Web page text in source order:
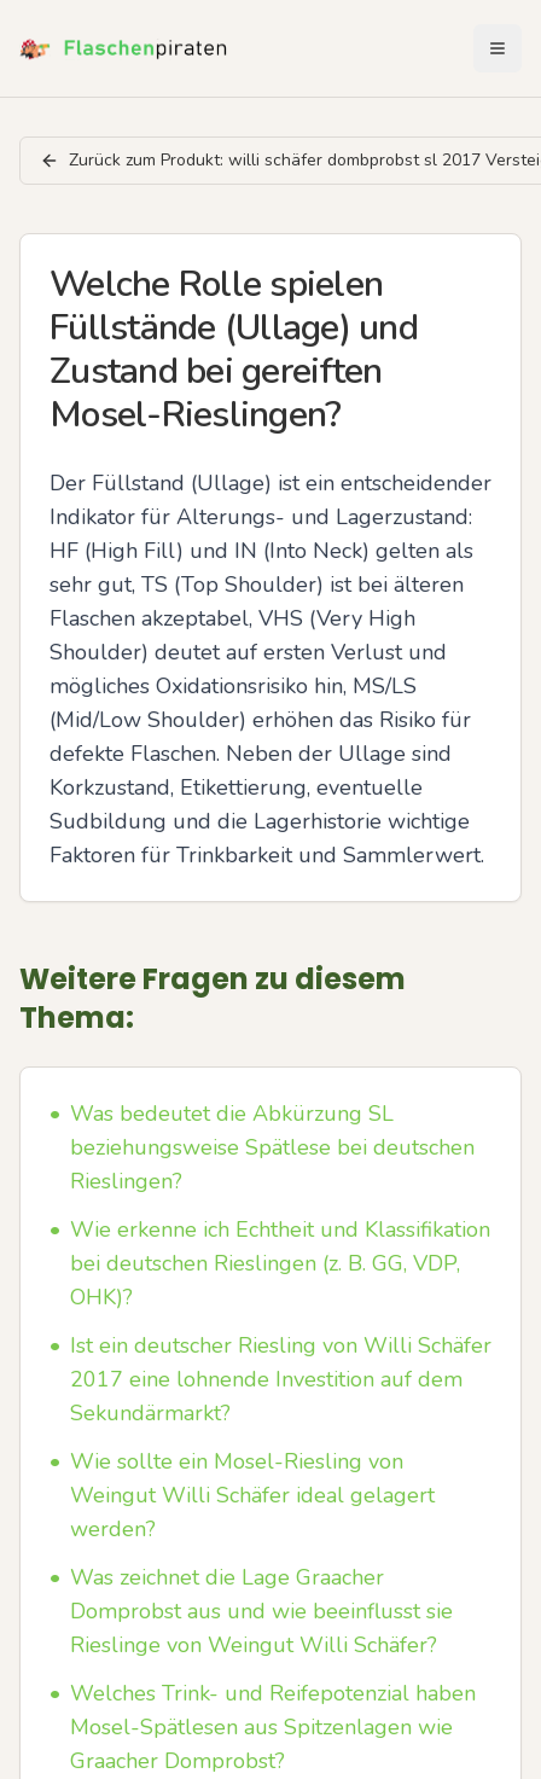
Zurück zum Produkt: willi schäfer dombprobst sl 2017
Welche Rolle spielen
Füllstände (Ullage) und
Zustand bei gereiften
Mosel-Rieslingen?
Der Füllstand (Ullage) ist ein entscheidender
Indikator für Alterungs- und Lagerzustand:
HF (High Fill) und IN (Into Neck) gelten als
sehr gut, TS (Top Shoulder) ist bei älteren
Flaschen akzeptabel, VHS (Very High
Shoulder) deutet auf ersten Verlust und
mögliches Oxidationsrisiko hin, MS/LS
(Mid/Low Shoulder) erhöhen das Risiko für
defekte Flaschen. Neben der Ullage sind
Korkzustand, Etikettierung, eventuelle
Sudbildung und die Lagerhistorie wichtige
Faktoren für Trinkbarkeit und Sammlerwert.
Weitere Fragen zu diesem
Thema:
• Was bedeutet die Abkürzung SL
beziehungsweise Spätlese bei deutschen
Rieslingen?
• Wie erkenne ich Echtheit und Klassifikation
bei deutschen Rieslingen (z. B. GG, VDP,
OHK)?
• Ist ein deutscher Riesling von Willi Schäfer
2017 eine lohnende Investition auf dem
Sekundärmarkt?
• Wie sollte ein Mosel-Riesling von
Weingut Willi Schäfer ideal gelagert
werden?
• Was zeichnet die Lage Graacher
Domprobst aus und wie beeinflusst sie
Rieslinge von Weingut Willi Schäfer?
• Welches Trink- und Reifepotenzial haben
Mosel-Spätlesen aus Spitzenlagen wie
Graacher Domprobst?